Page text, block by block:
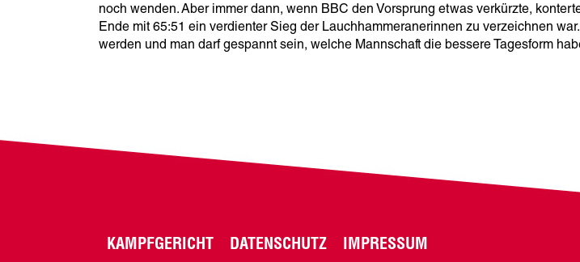
noch wenden. Aber immer dann, wenn BBC den Vorsprung etwas verkürzte,
Ende mit 65:51 ein verdienter Sieg der Lauchhammeranerinnen zu verzeichnen
werden und man darf gespannt sein, welche Mannschaft die bessere Tagesform
KAMPFGERICHT DATENSCHUTZ IMPRESSUM